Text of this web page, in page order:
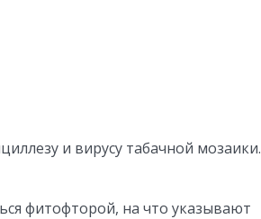
и вирусу табачной мозаики.
фитофторой, на что указывают